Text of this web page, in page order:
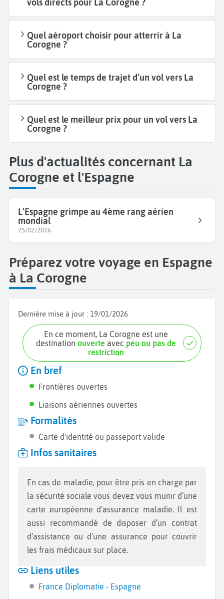
vols directs pour La Corogne ?
Quel aéroport choisir pour atterrir à La
Corogne ?
Quel est le temps de trajet d’un vol vers La
Corogne ?
Quel est le meilleur prix pour un vol vers La
Corogne ?
Plus d'actualités concernant La
Corogne et l'Espagne
L’Espagne grimpe au 4ème rang aérien
mondial
25/02/2026
Préparez votre voyage en Espagne
à La Corogne
Dernière mise à jour : 19/01/2026
En ce moment, La Corogne est une
destinationouverte avec peu ou pas de
restriction
En bref
Frontières ouvertes
Liaisons aériennes ouvertes
Formalités
Carte d'identité ou passeport valide
Infos sanitaires
En cas de maladie, pour être pris en charge par
la sécurité sociale vous devez vous munir d’une
carte européenne d’assurance maladie. Il est
aussi recommandé de disposer d’un contrat
d’assistance ou d’une assurance pour couvrir
les frais médicaux sur place.
Liens utiles
France Diplomatie - Espagne